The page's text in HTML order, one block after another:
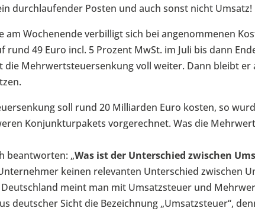
durchlaufender Posten und auch sonst nicht Umsatz!
am Wochenende verbilligt sich bei angenommenen
rund 49 Euro incl. 5 Prozent MwSt. im Juli bis dann
die Mehrwertsteuersenkung voll weiter. Dann bleibt er
soll rund 20 Milliarden Euro kosten, so
Konjunkturpakets vorgerechnet. Was die
beantworten: „Was ist der Unterschied zwischen
keinen relevanten Unterschied zwischen
meint man mit Umsatzsteuer und
deutscher Sicht die Bezeichnung „Umsatzsteuer“,